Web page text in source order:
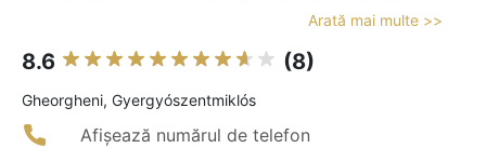
Arată mai multe >>
8.6 (8)
Gheorgheni, Gyergyószentmiklós
Afișează numărul de telefon